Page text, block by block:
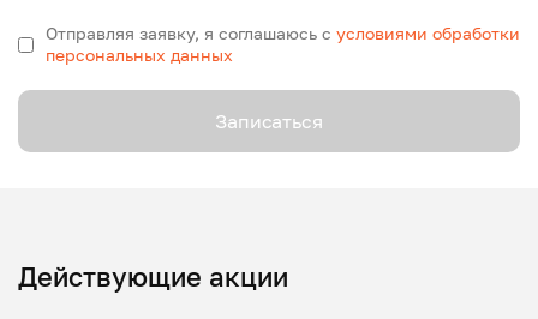
Отправляя заявку, я соглашаюсь с условиями обработки
персональных данных
Записаться
Действующие акции